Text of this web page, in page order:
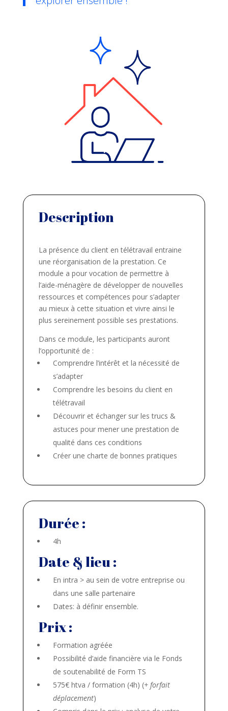
Description
La présence du client en télétravail entraine
une réorganisation de la prestation. Ce
module a pour vocation de permettre à
l’aide-ménagère de développer de nouvelles
ressources et compétences pour s’adapter
au mieux à cette situation et vivre ainsi le
plus sereinement possible ses prestations.
Dans ce module, les participants auront
l’opportunité de :
Comprendre l’intérêt et la nécessité de
s’adapter
Comprendre les besoins du client en
télétravail
Découvrir et échanger sur les trucs &
astuces pour mener une prestation de
qualité dans ces conditions
Créer une charte de bonnes pratiques
Durée :
4h
Date & lieu :
En intra > au sein de votre entreprise ou
dans une salle partenaire
Dates: à définir ensemble.
Prix :
Formation agréée
Possibilité d’aide financière via le Fonds
de soutenabilité de Form TS
575€ htva / formation (4h) (+ forfait
déplacement)